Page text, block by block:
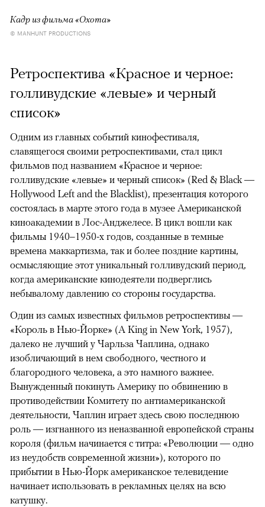
Кадр из фильма «Охота»
© MANHUNT PRODUCTIONS
Ретроспектива «Красное и черное:
голливудские «левые» и черный
список»
Одним из главных событий кинофестиваля,
славящегося своими ретроспективами, стал цикл
фильмов под названием «Красное и черное:
голливудские «левые» и черный список» (Red & Black —
Hollywood Left and the Blacklist), презентация которого
состоялась в марте этого года в музее Американской
киноакадемии в Лос-Анджелесе. В цикл вошли как
фильмы 1940–1950-х годов, созданные в темные
времена маккартизма, так и более поздние картины,
осмысляющие этот уникальный голливудский период,
когда американские кинодеятели подверглись
небывалому давлению со стороны государства.
Один из самых известных фильмов ретроспективы —
«Король в Нью-Йорке» (A King in New York, 1957),
далеко не лучший у Чарльза Чаплина, однако
изобличающий в нем свободного, честного и
благородного человека, а это намного важнее.
Вынужденный покинуть Америку по обвинению в
противодействии Комитету по антиамериканской
деятельности, Чаплин играет здесь свою последнюю
роль — изгнанного из неназванной европейской страны
короля (фильм начинается с титра: «Революции — одно
из неудобств современной жизни»), которого по
прибытии в Нью-Йорк американское телевидение
начинает использовать в рекламных целях на всю
катушку.